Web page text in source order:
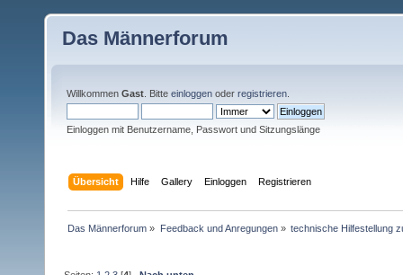
Das Männerforum
Willkommen Gast . Bitte einloggen oder registrieren
Einloggen mit Benutzername, Passwort und Sitzungslänge
Übersicht Hilfe Gallery Einloggen Registrieren
Das Männerforum » Feedback und Anregungen» technische Hilfestellung